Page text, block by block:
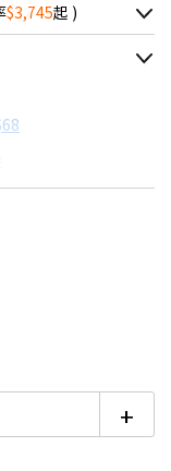
$3,745起 )
為主
配合銀行/業者
18家銀行/業者
18家銀行/業者
高回饋25%
運費1-200元/ +